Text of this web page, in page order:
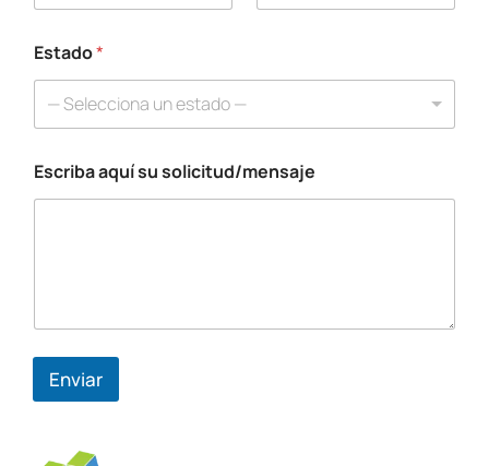
b
e
a
o
C
Estado*
— Selecciona un estado —
Escriba aquí su solicitud/mensaje
Enviar